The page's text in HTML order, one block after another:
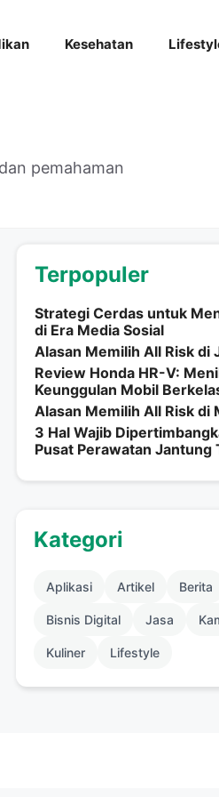
Kesehatan
pemahaman
Terpopuler
Strategi Cerdas untuk
di Era Media Sosial
Alasan Memilih All Risk di
Review Honda HR-V:
Keunggulan Mobil
Alasan Memilih All Risk di
3 Hal Wajib
Pusat Perawatan Jantung
Kategori
Aplikasi Artikel Berita
Bisnis Digital Jasa
Kuliner Lifestyle